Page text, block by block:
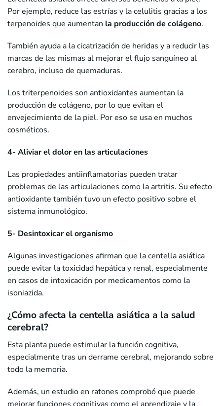
Por ejemplo, reduce las estrías y la celulitis gracias a los
terpenoides que aumentan la producción de colágeno.
También ayuda a la cicatrización de heridas y a reducir las
marcas de las mismas al mejorar el flujo sanguíneo al
cerebro, incluso de quemaduras.
Los triterpenoides son antioxidantes aumentan la
producción de colágeno, por lo que evitan el
envejecimiento de la piel. Por eso se usa en muchos
cosméticos.
4- Aliviar el dolor en las articulaciones
Las propiedades antiinflamatorias pueden tratar
problemas de las articulaciones como la artritis. Su efecto
antioxidante también tuvo un efecto positivo sobre el
sistema inmunológico.
5- Desintoxicar el organismo
Algunas investigaciones afirman que la centella asiática
puede evitar la toxicidad hepática y renal, especialmente
en casos de intoxicación por medicamentos como la
isoniazida.
¿Cómo afecta la centella asiática a la salud
cerebral?
Esta planta puede estimular la función cognitiva,
especialmente tras un derrame cerebral, mejorando sobre
todo la memoria.
Además, un estudio en ratones comprobó que puede